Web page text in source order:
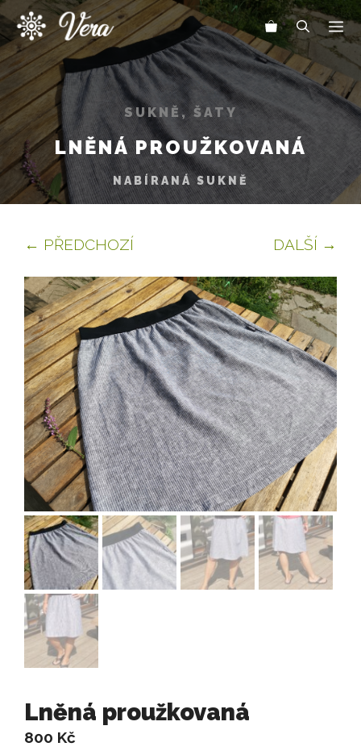
Přeskočit
na
obsah
SUKNĚ, ŠATY
LNĚNÁ PROUŽKOVANÁ
NABÍRANÁ SUKNĚ
← PŘEDCHOZÍ DALŠÍ →
Lněná proužkovaná
800 Kč